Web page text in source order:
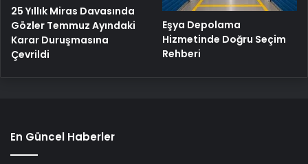
25 Yıllık Miras Davasında
Gözler Temmuz Ayındaki
Karar Duruşmasına
Çevrildi
Eşya Depolama
Hizmetinde Doğru Seçim
Rehberi
En Güncel Haberler